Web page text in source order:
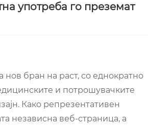
употреба го преземат
нов бран на раст, со еднократно
и потрошувачките
Како репрезентативен
независна веб-страница, а